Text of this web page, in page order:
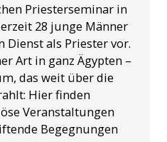
Priesterseminar in
28 junge Männer
als Priester vor.
Art in ganz Ägypten –
das weit über die
Hier finden
Veranstaltungen
Begegnungen